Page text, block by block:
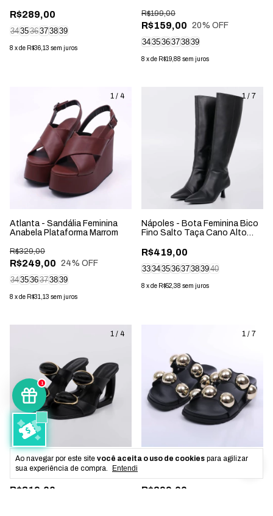
1
Ao navegar por este site você aceita o uso de cookies para agilizar
sua experiência de compra.
Entendi
R$289,00
343536373839
8 xde R$36,13 sem juros
R$159,00
R$199,00
20% OFF
343536373839
8 xde R$19,88 sem juros
1 / 4
Atlanta - Sandália Feminina
Anabela Plataforma Marrom
R$249,00
R$329,00
24% OFF
343536373839
8 xde R$31,13 sem juros
1 / 7
Nápoles - Bota Feminina Bico
Fino Salto Taça Cano Alto
R$419,00
3334353637383940
8 xde R$52,38 sem juros
1 / 4
Saara - Tamanco Feminino
Bico Quadrado Salto
Geométrico Preto
R$319,00
1 / 7
Doha - Papete Feminina
R$299,00